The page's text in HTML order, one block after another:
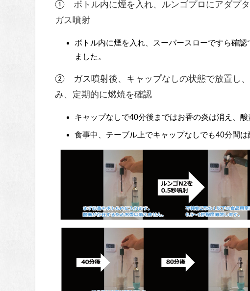
① ボトル内に煙を入れ、ルンゴプロにアダプタ
ガス噴射
ボトル内に煙を入れ、スーパースローですら確
ました。
② ガス噴射後、キャップなしの状態で放置し、
み、定期的に燃焼を確認
キャップなしで40分後まではお香の炎は消え、
食事中、テーブル上でキャップなしでも40分間は